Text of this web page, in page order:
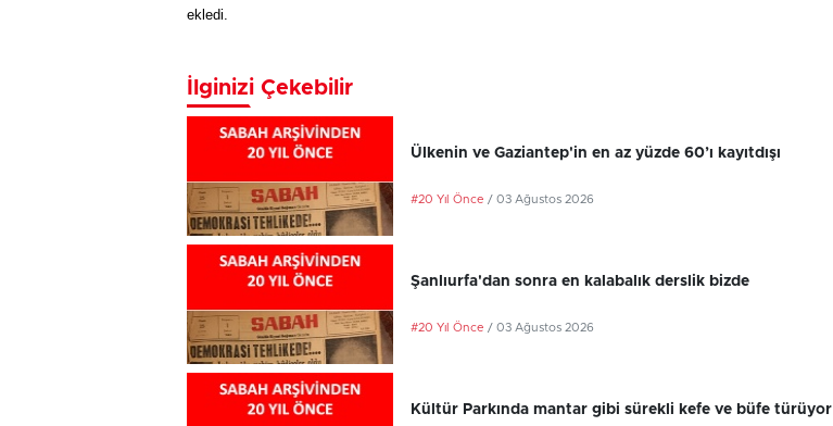
ekledi.
İlginizi Çekebilir
Ülkenin ve Gaziantep'in en az yüzde 60’ı kayıtdışı
#20 Yıl Önce / 03 Ağustos 2026
Şanlıurfa'dan sonra en kalabalık derslik bizde
#20 Yıl Önce / 03 Ağustos 2026
Kültür Parkında mantar gibi sürekli kefe ve büfe türüyor